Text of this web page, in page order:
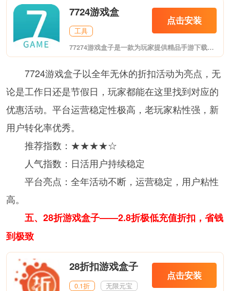
7724游戏盒
工具
点击安装
77274游戏盒子是一款为玩家提供精品手游下载以及在线小游戏体验的高品质手游的游戏交流社区；每一款推荐游戏，都是由专业的测评团队从游戏中精选而出，只为你提供好玩的手机游戏；同时为玩家提供千款游戏充值0.1折、免费赠送648-648代金券、免费领取代金券、海量礼包等一站式便捷服务。
7724游戏盒子以全年无休的折扣活动为亮点，无
论是工作日还是节假日，玩家都能在这里找到对应的
优惠活动。平台运营稳定性极高，老玩家粘性强，新
用户转化率优秀。
推荐指数：★★★★☆
人气指数：日活用户持续稳定
平台亮点：全年活动不断，运营稳定，用户粘性
高。
五、28折游戏盒子——2.8折极低充值折扣，省钱
到极致
28折扣游戏盒子
0.1折 无限元宝
点击安装